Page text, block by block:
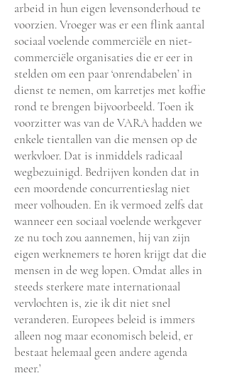
arbeid in hun eigen levensonderhoud te
voorzien. Vroeger was er een flink aantal
sociaal voelende commerciële en niet-
commerciële organisaties die er eer in
stelden om een paar ‘onrendabelen’ in
dienst te nemen, om karretjes met koffie
rond te brengen bijvoorbeeld. Toen ik
voorzitter was van de VARA hadden we
enkele tientallen van die mensen op de
werkvloer. Dat is inmiddels radicaal
wegbezuinigd. Bedrijven konden dat in
een moordende concurrentieslag niet
meer volhouden. En ik vermoed zelfs dat
wanneer een sociaal voelende werkgever
ze nu toch zou aannemen, hij van zijn
eigen werknemers te horen krijgt dat die
mensen in de weg lopen. Omdat alles in
steeds sterkere mate internationaal
vervlochten is, zie ik dit niet snel
veranderen. Europees beleid is immers
alleen nog maar economisch beleid, er
bestaat helemaal geen andere agenda
meer.’